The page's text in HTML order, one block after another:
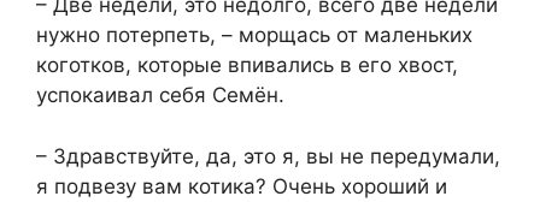
– Две недели, это недолго, всего две недели
нужно потерпеть, – морщась от маленьких
коготков, которые впивались в его хвост,
успокаивал себя Семён.
– Здравствуйте, да, это я, вы не передумали,
я подвезу вам котика? Очень хороший и